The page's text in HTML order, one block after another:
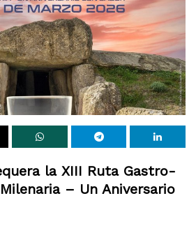
la XIII Ruta Gastro-
– Un Aniversario